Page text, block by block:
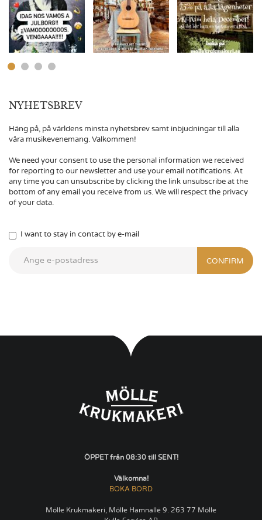
NYHETSBREV
Häng på, på världens minsta nyhetsbrev samt inbjudningar till alla
våra musikevenemang. Välkommen!
We need your consent to use the personal information we received
for reporting to our newsletter and use your email notifications. At
any time you can unsubscribe by clicking the link unsubscribe at the
bottom of any email you receive from us. We will respect the privacy
of your data.
I want to stay in contact by e-mail
CONFIRM
ÖPPET från 08:30 till SENT!
Välkomna!
BOKA BORD
Mölle Krukmakeri, Mölle Hamnallé 9. 263 77 Mölle